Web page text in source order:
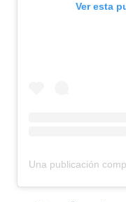
Ver esta